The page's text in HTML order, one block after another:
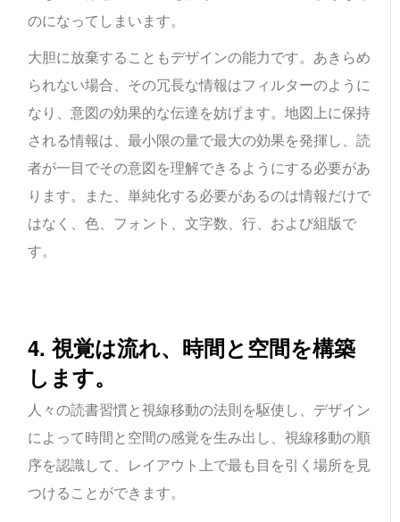
のになってしまいます。
大胆に放棄することもデザインの能力です。あきらめ
られない場合、その冗長な情報はフィルターのように
なり、意図の効果的な伝達を妨げます。地図上に保持
される情報は、最小限の量で最大の効果を発揮し、読
者が一目でその意図を理解できるようにする必要があ
ります。また、単純化する必要があるのは情報だけで
はなく、色、フォント、文字数、行、および組版で
す。
4. 視覚は流れ、時間と空間を構築
します。
人々の読書習慣と視線移動の法則を駆使し、デザイン
によって時間と空間の感覚を生み出し、視線移動の順
序を認識して、レイアウト上で最も目を引く場所を見
つけることができます。